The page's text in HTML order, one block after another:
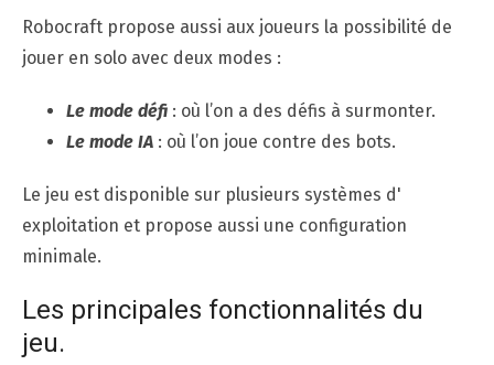
Robocraft propose aussi aux joueurs la possibilité de
jouer en solo avec deux modes :
Le mode défi : où l’on a des défis à surmonter.
Le mode IA : où l’on joue contre des bots.
Le jeu est disponible sur plusieurs systèmes d'
exploitation et propose aussi une configuration
minimale.
Les principales fonctionnalités du
jeu.